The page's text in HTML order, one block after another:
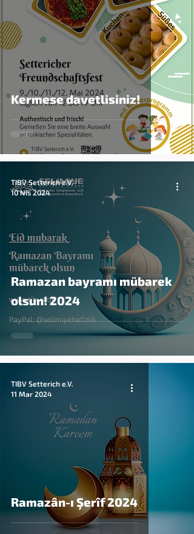
Kermese davetlisiniz!
Ramazan bayramı mübarek
olsun! 2024
TIBV Setterich e.V.
10 Nis 2024
Ramazân-ı Şerîf 2024
TIBV Setterich e.V.
11 Mar 2024